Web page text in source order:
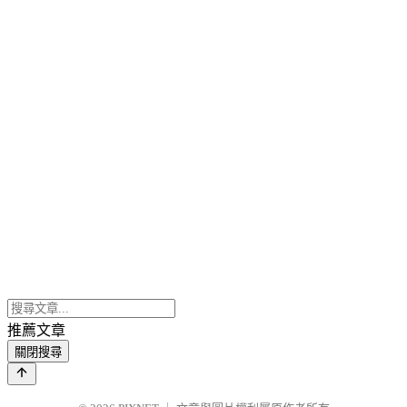
推薦文章
關閉搜尋